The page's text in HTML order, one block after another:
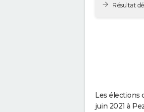
Résultat
Les élections
juin 2021 à